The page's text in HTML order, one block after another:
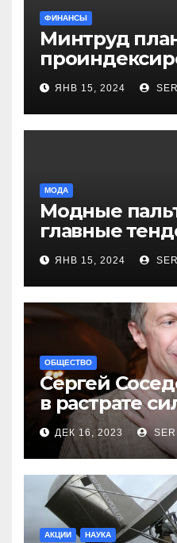
ФИНАНСЫ
Минтруд
более 40
компенсаций
ЯНВ 15, 2024
МОДА
Модные
главные
новинок
ЯНВ 15, 2024
ОБЩЕСТВО
Сергей
в растрате
меня взяли
ДЕК 16, 2023
АКЦИИ НАУКА